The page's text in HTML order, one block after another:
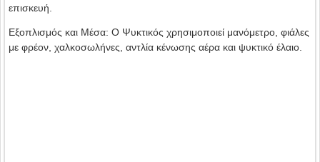
επισκευή.
Εξοπλισμός και Μέσα: Ο Ψυκτικός χρησιμοποιεί μανόμετρο, φιάλες
με φρέον, χαλκοσωλήνες, αντλία κένωσης αέρα και ψυκτικό έλαιο.